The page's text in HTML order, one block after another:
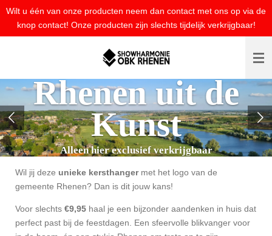
Ga
direct
Wilt u één van onze producten neem dan contact met ons op via de
knop contact! Onze producten zijn slechts tijdelijk verkrijgbaar!
Rhenen uit de
Kunst
Alleen hier exclusief verkrijgbaar
Wil jij deze unieke kersthangermet het logo van de
gemeente Rhenen? Dan is dit jouw kans!
Voor slechts €9,95 haal je een bijzonder aandenken in huis dat
perfect past bij de feestdagen. Een sfeervolle blikvanger voor